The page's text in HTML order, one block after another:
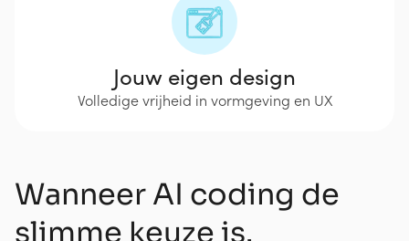
Jouw eigen design
Volledige vrijheid in vormgeving en UX
Wanneer AI coding de
slimme keuze is.